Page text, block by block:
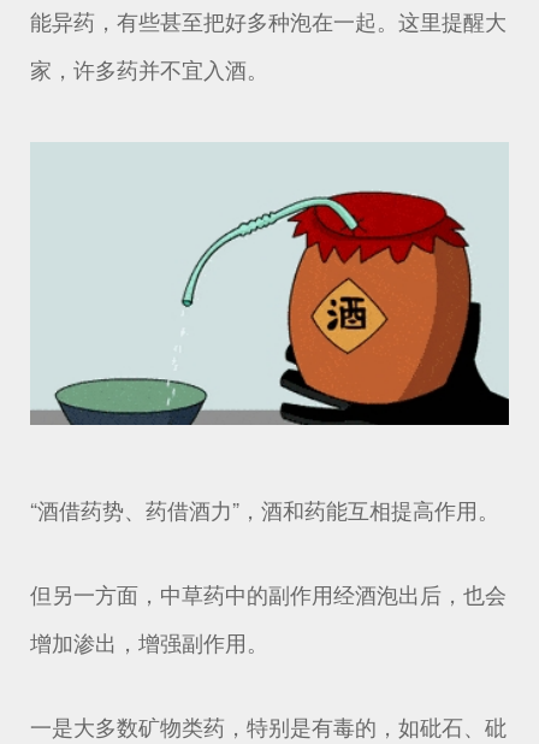
能异药，有些甚至把好多种泡在一起。这里提醒大
家，许多药并不宜入酒。
“酒借药势、药借酒力”，酒和药能互相提高作用。
但另一方面，中草药中的副作用经酒泡出后，也会
增加渗出，增强副作用。
一是大多数矿物类药，特别是有毒的，如砒石、砒